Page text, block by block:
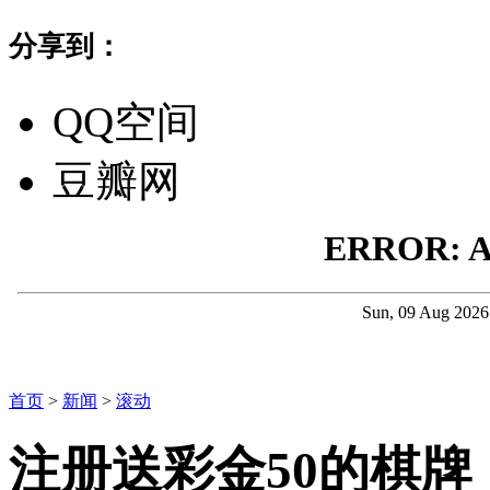
分享到：
QQ空间
豆瓣网
首页 > 新闻 > 滚动
注册送彩金50的棋